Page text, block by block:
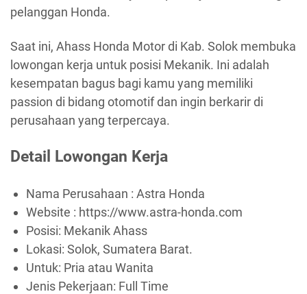
pelanggan Honda.
Saat ini, Ahass Honda Motor di Kab. Solok membuka
lowongan kerja untuk posisi Mekanik. Ini adalah
kesempatan bagus bagi kamu yang memiliki
passion di bidang otomotif dan ingin berkarir di
perusahaan yang terpercaya.
Detail Lowongan Kerja
Nama Perusahaan : Astra Honda
Website : https://www.astra-honda.com
Posisi: Mekanik Ahass
Lokasi: Solok, Sumatera Barat.
Untuk: Pria atau Wanita
Jenis Pekerjaan: Full Time